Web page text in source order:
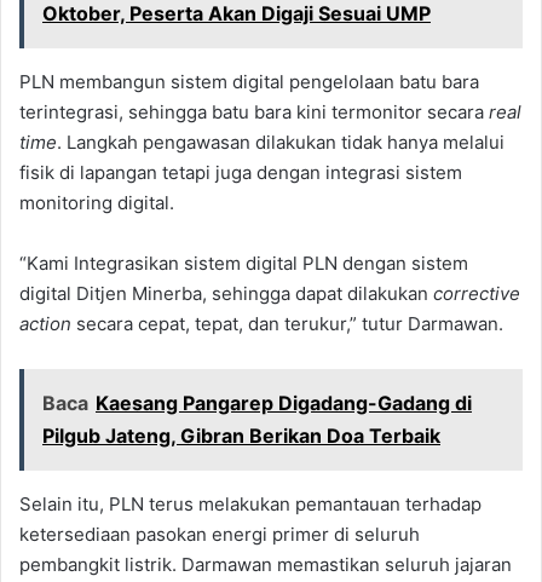
Oktober, Peserta Akan Digaji Sesuai UMP
PLN membangun sistem digital pengelolaan batu bara
terintegrasi, sehingga batu bara kini termonitor secara real
time. Langkah pengawasan dilakukan tidak hanya melalui
fisik di lapangan tetapi juga dengan integrasi sistem
monitoring digital.
“Kami Integrasikan sistem digital PLN dengan sistem
digital Ditjen Minerba, sehingga dapat dilakukan corrective
action secara cepat, tepat, dan terukur,” tutur Darmawan.
Baca Kaesang Pangarep Digadang-Gadang di
Pilgub Jateng, Gibran Berikan Doa Terbaik
Selain itu, PLN terus melakukan pemantauan terhadap
ketersediaan pasokan energi primer di seluruh
pembangkit listrik. Darmawan memastikan seluruh jajaran